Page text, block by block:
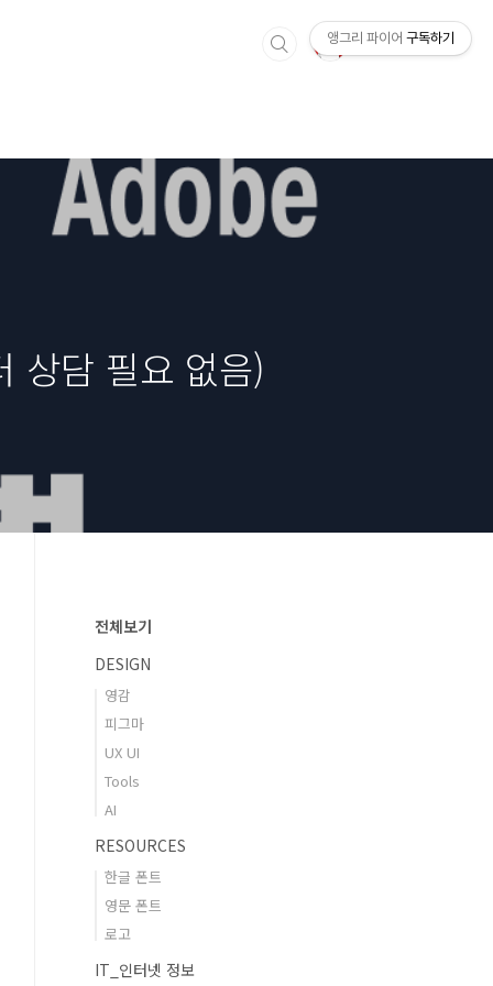
상담 필요 없음)
전체보기
DESIGN
영감
피그마
UX UI
Tools
AI
RESOURCES
한글 폰트
영문 폰트
로고
IT_인터넷 정보
앵그리 파이어 구독하기